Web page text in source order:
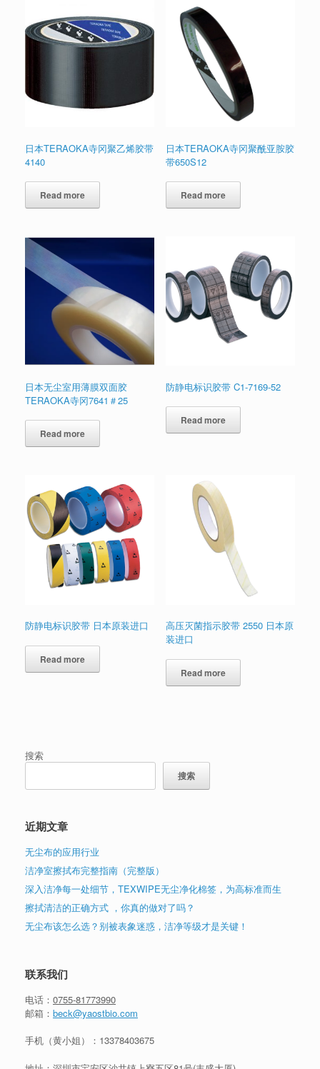
日本TERAOKA寺冈聚乙烯胶带
4140
Read more
日本TERAOKA寺冈聚酰亚胺胶
带650S12
Read more
日本无尘室用薄膜双面胶
TERAOKA寺冈7641＃25
Read more
防静电标识胶带 C1-7169-52
Read more
防静电标识胶带 日本原装进口
Read more
高压灭菌指示胶带 2550 日本原
装进口
Read more
搜索
搜索
近期文章
无尘布的应用行业
洁净室擦拭布完整指南（完整版）
深入洁净每一处细节，TEXWIPE无尘净化棉签，为高标准而生
擦拭清洁的正确方式 ，你真的做对了吗？
无尘布该怎么选？别被表象迷惑，洁净等级才是关键！
联系我们
电话： 0755-81773990
邮箱： beck@yaostbio.com
手机（黄小姐）： 13378403675